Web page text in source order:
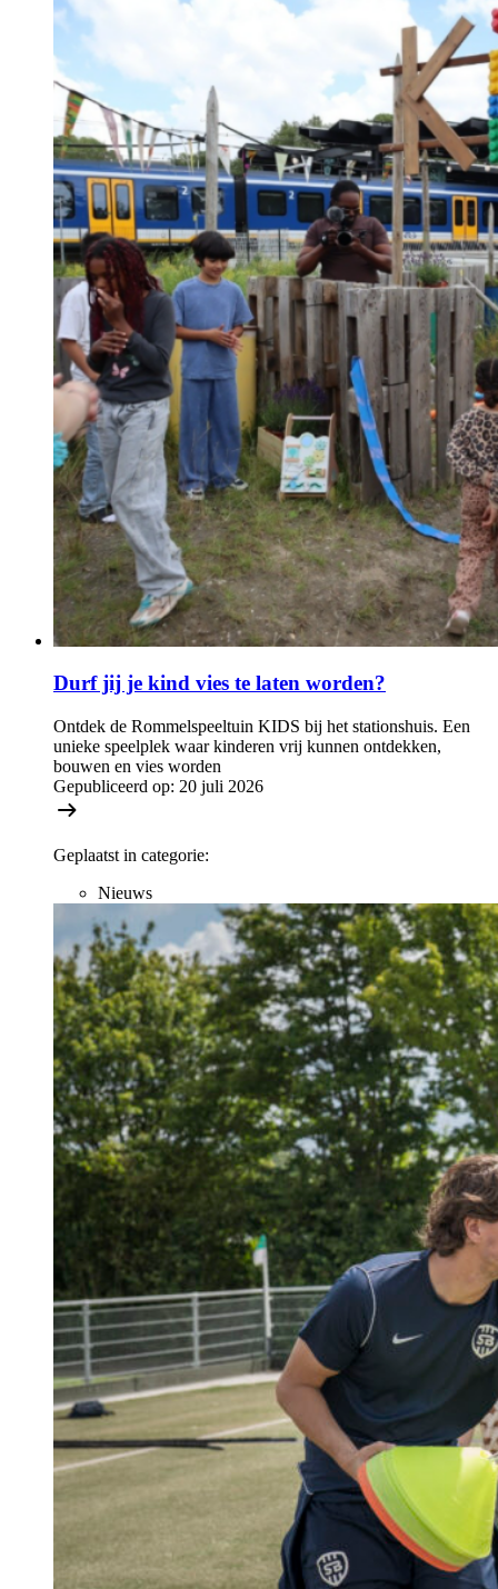
Durf jij je kind vies te laten worden?
Ontdek de Rommelspeeltuin KIDS bij het stationshuis. Een
unieke speelplek waar kinderen vrij kunnen ontdekken,
bouwen en vies worden
Gepubliceerd op: 20 juli 2026
Geplaatst in categorie:
Nieuws